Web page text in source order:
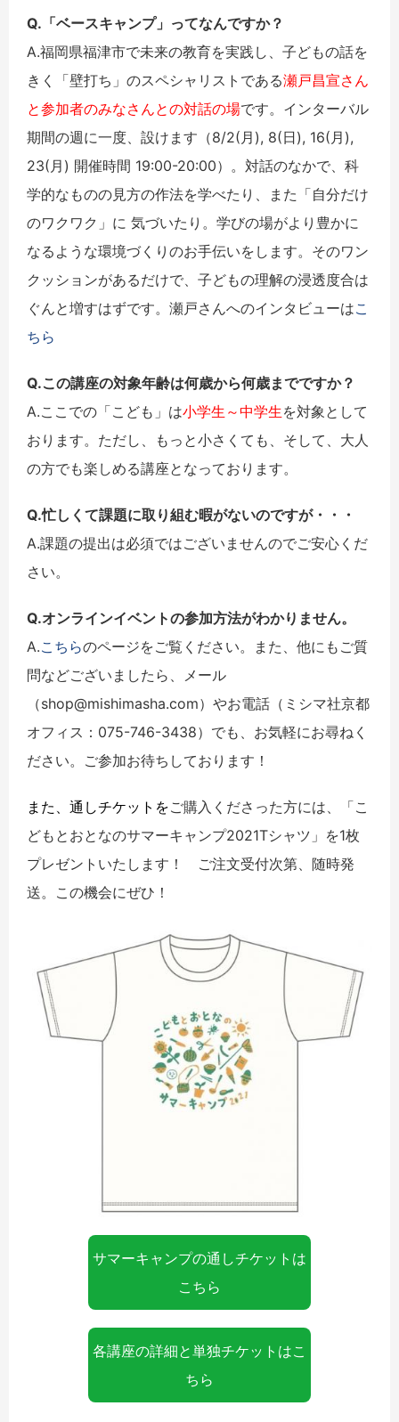
Q.「ベースキャンプ」ってなんですか？
A.福岡県福津市で未来の教育を実践し、子どもの話を
きく「壁打ち」のスペシャリストである瀬戸昌宣さん
と参加者のみなさんとの対話の場です。インターバル
期間の週に一度、設けます（8/2(月), 8(日), 16(月),
23(月) 開催時間 19:00-20:00）。対話のなかで、科
学的なものの見方の作法を学べたり、また「自分だけ
のワクワク」に 気づいたり。学びの場がより豊かに
なるような環境づくりのお手伝いをします。そのワン
クッションがあるだけで、子どもの理解の浸透度合は
ぐんと増すはずです。瀬戸さんへのインタビューはこ
ちら
Q.この講座の対象年齢は何歳から何歳までですか？
A.ここでの「こども」は小学生～中学生を対象として
おります。ただし、もっと小さくても、そして、大人
の方でも楽しめる講座となっております。
Q.忙しくて課題に取り組む暇がないのですが・・・
A.課題の提出は必須ではございませんのでご安心くだ
さい。
Q.オンラインイベントの参加方法がわかりません。
A.こちらのページをご覧ください。また、他にもご質
問などございましたら、メール
（shop@mishimasha.com）やお電話（ミシマ社京都
オフィス：075-746-3438）でも、お気軽にお尋ねく
ださい。ご参加お待ちしております！
また、通しチケットをご購入くださった方には、
「こ
どもとおとなのサマーキャンプ2021Tシャツ」を1枚
プレゼントいたします！ ご注文受付次第、随時発
送。この機会にぜひ！
サマーキャンプの通しチケットは
こちら
各講座の詳細と単独チケットはこ
ちら